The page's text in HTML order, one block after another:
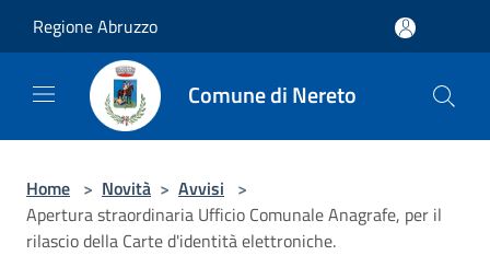
Regione Abruzzo
Comune di Nereto
Home > Novità > Avvisi >
Apertura straordinaria Ufficio Comunale Anagrafe, per il
rilascio della Carte d'identità elettroniche.